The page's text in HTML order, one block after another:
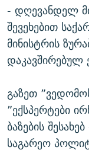
ᲛᲝᲚᲐᲞᲐᲠᲐᲙᲔ
ᲨᲘᲜ - ᲣᲪᲮᲝᲔᲗᲨᲘ
ᲚᲘᲢᲔᲠᲐᲢᲣᲠᲣᲚᲘ
ᲘᲛᲞᲔᲠᲘᲐ ᲓᲐ
ᲩᲔᲛᲘ ᲡᲘᲙᲕᲓᲘᲚᲘᲡ
11 ᲬᲔᲚᲘ - 11
ᲡᲐᲞᲐᲠᲚᲐᲛᲔᲜᲢᲝ
5 ᲐᲛᲑᲐᲕᲘ - 20
ᲐᲒᲕᲘᲡᲢᲝᲡ ᲝᲛᲘ
ПРИВЕТ
ᲒᲐᲛᲝᲘᲬᲔᲠᲔ
რთე/რთ-ის
- დღევანდელ
შევეხებით
მინისტრის
დაკავშირებულ
გაზეთ
”ექსპერტები
ბაზების
საგარეო